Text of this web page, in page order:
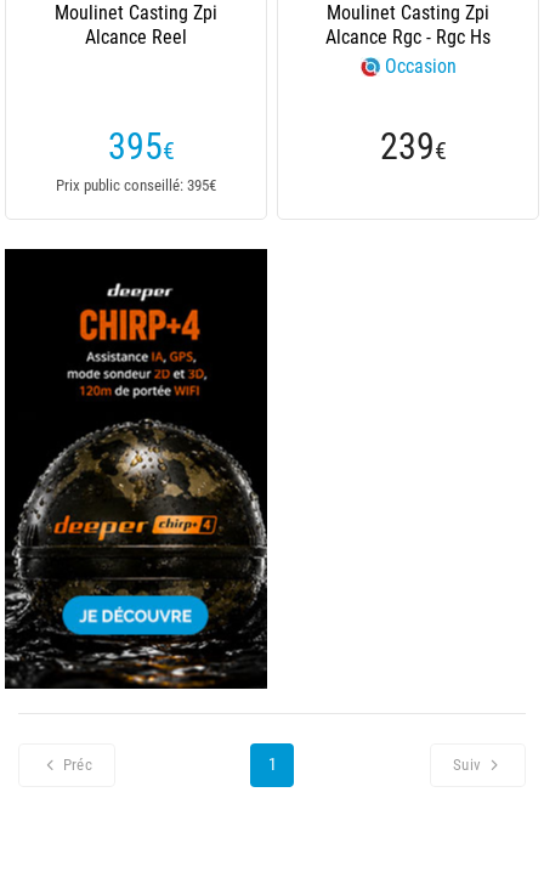
Moulinet Casting Zpi
Alcance Reel
395€
Prix public conseillé: 395€
Moulinet Casting Zpi
Alcance Rgc - Rgc Hs
Occasion
239€
Préc 1 Suiv